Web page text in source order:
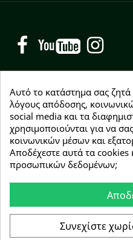
Facebook YouTube
NEWSLETTER
Εγγραφείτε δωρεάν και
λάβετε τα νέα μας γύρω
και νέα προϊόντα.
Συμφωνώ με τουςόρους
Αυτό το κατάστημα σας ζητά
λόγους απόδοσης,
social media και τα
χρησιμοποιούνται για να
κοινωνικών μέσων και
Αποδέχεστε αυτά τα cookies
προσωπικών δεδομένων;
Συνεχίστε